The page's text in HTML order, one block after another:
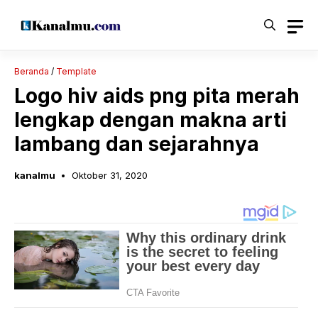
Beranda / Template
Logo hiv aids png pita merah
lengkap dengan makna arti
lambang dan sejarahnya
kanalmu Oktober 31, 2020